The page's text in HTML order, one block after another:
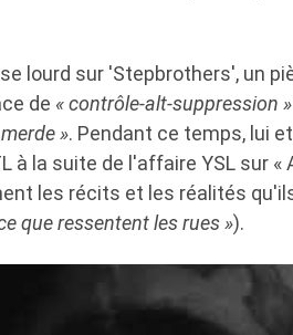
lourd sur 'Stepbrothers', un
de « contrôle-alt-suppression »
». Pendant ce temps, lui
à la suite de l'affaire YSL sur
les récits et les réalités
que ressentent les rues »).